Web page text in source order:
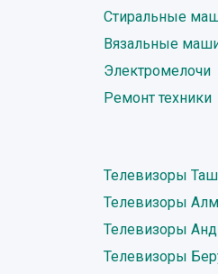
Стиральные
Вязальные
Электромелочи
Ремонт техники
Телевизоры
Телевизоры
Телевизоры
Телевизоры